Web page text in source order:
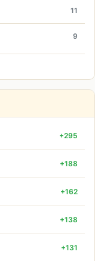
11
9
+295
+188
+162
+138
+131